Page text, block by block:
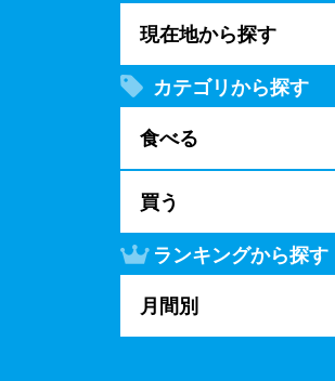
現在地から探す
カテゴリから探す
食べる
買う
ランキングから探す
月間別